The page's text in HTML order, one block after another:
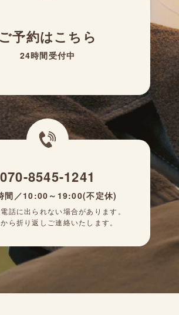
ご予約はこちら
24時間受付中
070-8545-1241
間／10:00～19:00(不定休)
話に出られない場合があります。
ら折り返しご連絡いたします。